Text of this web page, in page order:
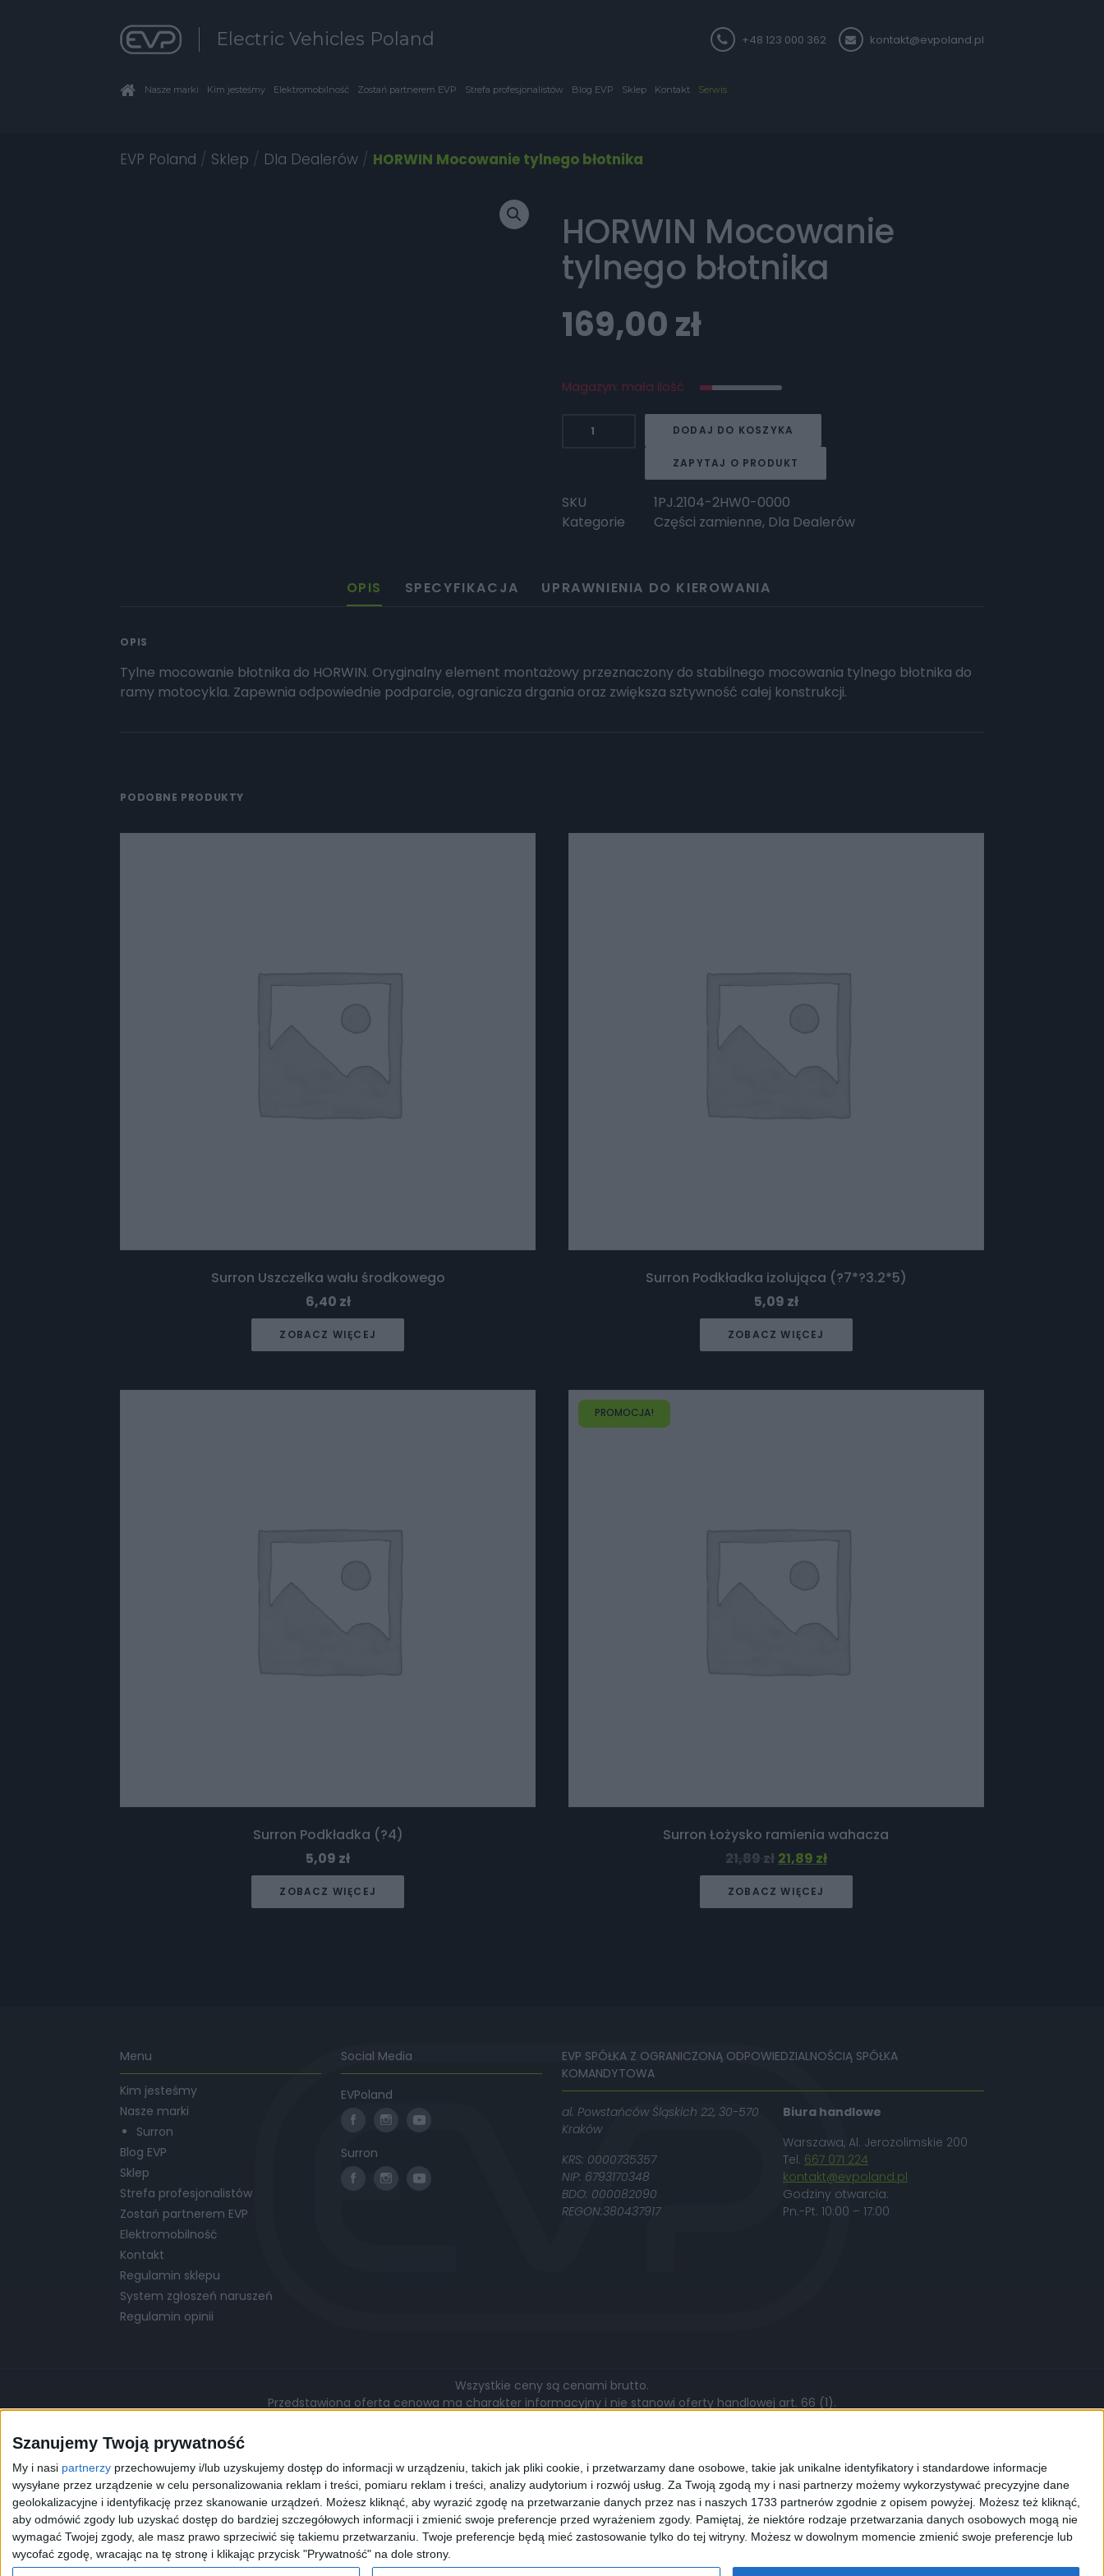
Szanujemy Twoją prywatność
My i nasi partnerzy przechowujemy i/lub uzyskujemy dostęp do informacji w urządzeniu, takich jak pliki cookie, i przetwarzamy dane osobowe, takie jak unikalne identyfikatory i standardowe informacje
wysyłane przez urządzenie w celu personalizowania reklam i treści, pomiaru reklam i treści, analizy audytorium i rozwój usług. Za Twoją zgodą my i nasi partnerzy możemy wykorzystywać precyzyjne dane
geolokalizacyjne i identyfikację przez skanowanie urządzeń. Możesz kliknąć, aby wyrazić zgodę na przetwarzanie danych przez nas i naszych 1733 partnerów zgodnie z opisem powyżej. Możesz też kliknąć,
aby odmówić zgody lub uzyskać dostęp do bardziej szczegółowych informacji i zmienić swoje preferencje przed wyrażeniem zgody. Pamiętaj, że niektóre rodzaje przetwarzania danych osobowych mogą nie
wymagać Twojej zgody, ale masz prawo sprzeciwić się takiemu przetwarzaniu. Twoje preferencje będą mieć zastosowanie tylko do tej witryny. Możesz w dowolnym momencie zmienić swoje preferencje lub
wycofać zgodę, wracając na tę stronę i klikając przycisk "Prywatność" na dole strony.
Electric Vehicles Poland +48 123 000 362 kontakt@evpoland.pl
Nasze marki Kim jesteśmy Elektromobilność Zostań partnerem EVP Strefa profesjonalistów Blog EVP Sklep Kontakt Serwis
EVP Poland / Sklep / Dla Dealerów / HORWIN Mocowanie tylnego błotnika
HORWIN Mocowanie
tylnego błotnika
169,00zł
Magazyn: mała ilość
błotnika
DODAJ DO KOSZYKA
ZAPYTAJ O PRODUKT
SKU
1PJ.2104-2HW0-0000
Kategorie
Części zamienne, Dla Dealerów
OPIS SPECYFIKACJA UPRAWNIENIA DO KIEROWANIA
OPIS
Tylne mocowanie błotnika do HORWIN. Oryginalny element montażowy przeznaczony do stabilnego mocowania tylnego błotnika do
ramy motocykla. Zapewnia odpowiednie podparcie, ogranicza drgania oraz zwiększa sztywność całej konstrukcji.
PODOBNE PRODUKTY
Surron Uszczelka wału środkowego
6,40 zł
ZOBACZ WIĘCEJ
Surron Podkładka izolująca (?7*?3.2*5)
5,09 zł
ZOBACZ WIĘCEJ
Surron Podkładka (?4)
5,09 zł
ZOBACZ WIĘCEJ
PROMOCJA!
Surron Łożysko ramienia wahacza
21,89 zł 21,89 zł
ZOBACZ WIĘCEJ
Menu
Kim jesteśmy
Nasze marki
Surron
Blog EVP
Sklep
Strefa profesjonalistów
Zostań partnerem EVP
Elektromobilność
Kontakt
Regulamin sklepu
System zgłoszeń naruszeń
Regulamin opinii
Social Media
EVPoland
Surron
EVP SPÓŁKA Z OGRANICZONĄ ODPOWIEDZIALNOŚCIĄ SPÓŁKA
KOMANDYTOWA
al. Powstańców Śląskich 22, 30-570
Kraków
KRS: 0000735357
NIP: 6793170348
BDO: 000082090
REGON:380437917
Biura handlowe
Warszawa, Al. Jerozolimskie 200
Tel. 667 071 224
kontakt@evpoland.pl
Godziny otwarcia:
Pn.-Pt. 10:00 – 17:00
Wszystkie ceny są cenami brutto.
Przedstawiona oferta cenowa ma charakter informacyjny i nie stanowi oferty handlowej art. 66 (1).
© 2026 EVP© Polityka prywatności
Korzystając z naszej przeglądarki wyrażają Państwo zgodę na wykorzystywanie przez nas plików cookies. Używamy ich do
celów statystycznych. W programie służącym do obsługi stron internetowych można zmienić ustawienia dotyczące
cookies.